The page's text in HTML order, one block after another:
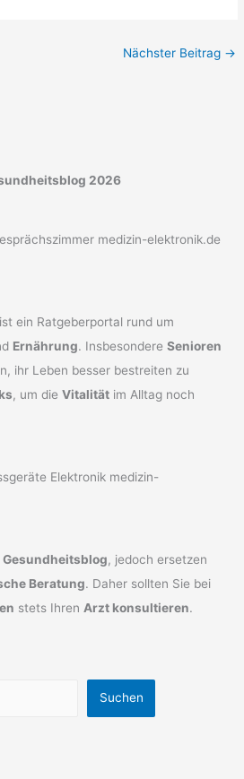
Nächster Beitrag →
2026
ist ein Ratgeberportal rund um
Ernährung. InsbesondereSenioren
ihr Leben besser bestreiten zu
, um dieVitalität im Alltag noch
Gesundheitsblog, jedoch ersetzen
Beratung. Daher sollten Sie bei
stets IhrenArzt konsultieren.
Suchen